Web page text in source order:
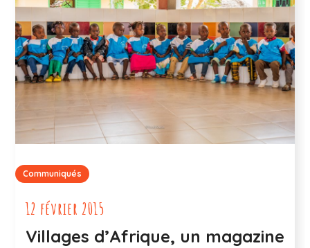
Communiqués
12 février 2015
Villages d’Afrique, un magazine